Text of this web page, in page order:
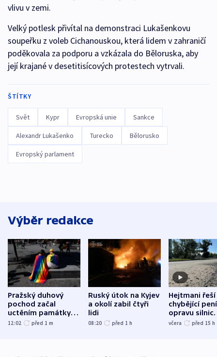
vlivu v zemi.
Velký potlesk přivítal na demonstraci Lukašenkovu
soupeřku z voleb Cichanouskou, která lidem v zahraničí
poděkovala za podporu a vzkázala do Běloruska, aby
její krajané v desetitisícových protestech vytrvali.
ŠTÍTKY
Svět Kypr Evropská unie Sankce
Alexandr Lukašenko Turecko Bělorusko
Evropský parlament
Výběr redakce
Pražský duhový
pochod začal
uctěním památky
obětí berlínského
12:02 před 1 m
Ruský útok na Kyjev
a okolí zabil čtyři
lidi
08:20 před 1 h
Hejtmani řeší
chybějící
opravu silnic.
nenárokové,
včera před 15 h